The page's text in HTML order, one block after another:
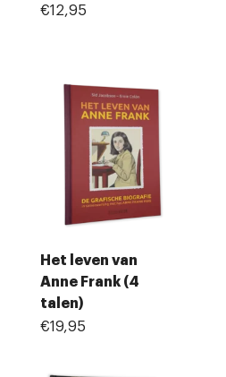
€12,95
Het leven van
Anne Frank (4
talen)
€19,95